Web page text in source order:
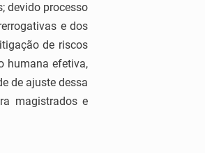
devido processo
e dos
de riscos
humana efetiva,
de ajuste dessa
magistrados e